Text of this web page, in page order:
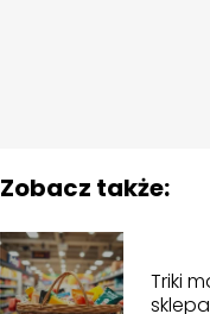
Zobacz także:
Triki